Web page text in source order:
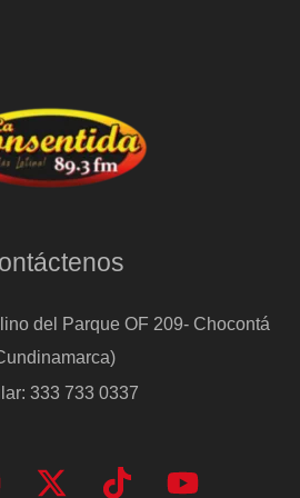
del Parque OF 209- Chocontá
333 733 0337